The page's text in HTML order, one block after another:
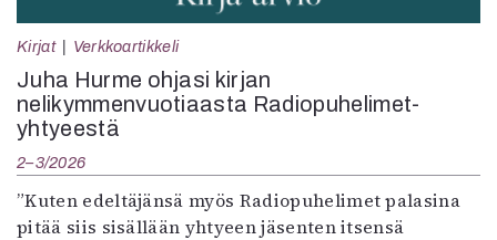
Kirjat Verkkoartikkeli
Juha Hurme ohjasi kirjan
nelikymmenvuotiaasta Radiopuhelimet-
yhtyeestä
2–3/2026
”Kuten edeltäjänsä myös Radiopuhelimet palasina
pitää siis sisällään yhtyeen jäsenten itsensä